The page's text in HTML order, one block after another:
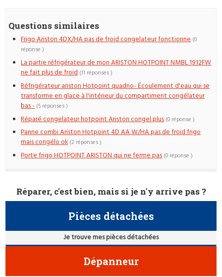
Questions similaires
Frigo Ariston 4DX/HA pas de froid congelateur fonctionne (0
réponse )
La partie réfrigérateur de mon ARISTON HOTPOINT NMBL 1912FW
ne fait plus de froid (11 réponses )
Réfrigérateur ariston Hotpoint quadrio- Écoulement d'eau qui se
transforme en glace à l'intérieur du compartiment congélateur
bas - (5 réponses )
Réparé congelateur hotpoint Ariston congel plus (0 réponse )
Panne combi Ariston Hotpoint 4D AA W/HA pas de froid frigo
mais congélo ok (2 réponses )
Porte frigo HOTPOINT ARISTON qui ne ferme pas (0 réponse )
Réparer, c'est bien, mais si je n'y arrive pas ?
Pièces détachées
Je trouve mes pièces détachées
Dépanneur